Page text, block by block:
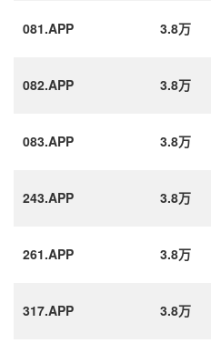
081.APP 3.8万
082.APP 3.8万
083.APP 3.8万
243.APP 3.8万
261.APP 3.8万
317.APP 3.8万